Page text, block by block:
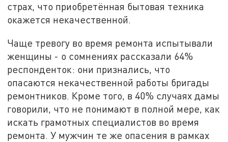
страх, что приобретённая бытовая техника
окажется некачественной.
Чаще тревогу во время ремонта испытывали
женщины - о сомнениях рассказали 64%
респонденток: они признались, что
опасаются некачественной работы бригады
ремонтников. Кроме того, в 40% случаях дамы
говорили, что не понимают в полной мере, как
искать грамотных специалистов во время
ремонта. У мужчин те же опасения в рамках